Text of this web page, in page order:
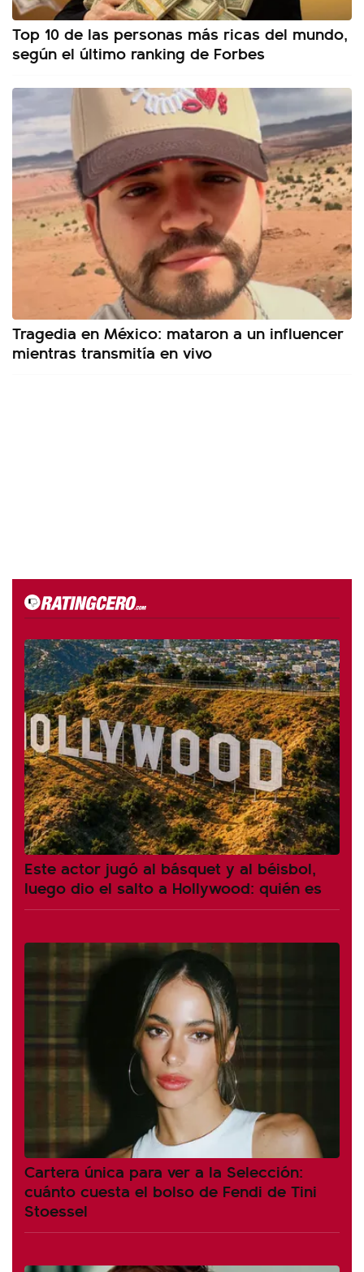
Top 10 de las personas más ricas del mundo,
según el último ranking de Forbes
Tragedia en México: mataron a un influencer
mientras transmitía en vivo
Este actor jugó al básquet y al béisbol,
luego dio el salto a Hollywood: quién es
Cartera única para ver a la Selección:
cuánto cuesta el bolso de Fendi de Tini
Stoessel